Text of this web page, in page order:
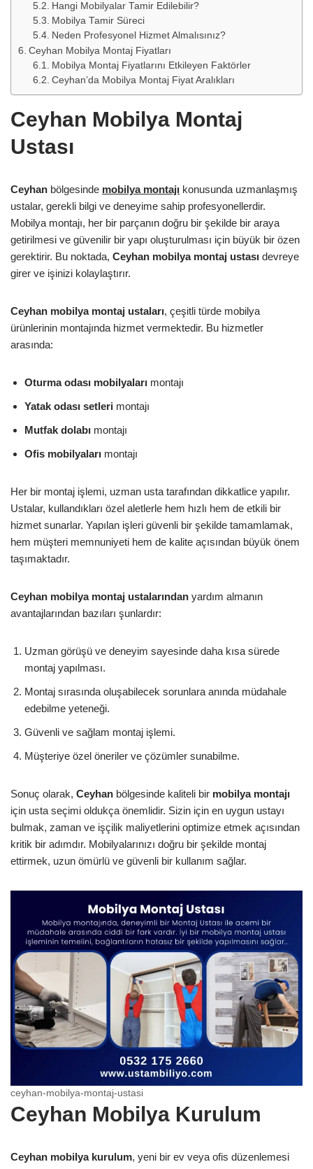
Hangi Mobilyalar Tamir Edilebilir?
Mobilya Tamir Süreci
Neden Profesyonel Hizmet Almalısınız?
Ceyhan Mobilya Montaj Fiyatları
Mobilya Montaj Fiyatlarını Etkileyen Faktörler
Ceyhan’da Mobilya Montaj Fiyat Aralıkları
Ceyhan Mobilya Montaj
Ustası
Ceyhan bölgesinde mobilya montajı konusunda uzmanlaşmış
ustalar, gerekli bilgi ve deneyime sahip profesyonellerdir.
Mobilya montajı, her bir parçanın doğru bir şekilde bir araya
getirilmesi ve güvenilir bir yapı oluşturulması için büyük bir özen
gerektirir. Bu noktada, Ceyhan mobilya montaj ustası devreye
girer ve işinizi kolaylaştırır.
Ceyhan mobilya montaj ustaları, çeşitli türde mobilya
ürünlerinin montajında hizmet vermektedir. Bu hizmetler
arasında:
Oturma odası mobilyaları montajı
Yatak odası setleri montajı
Mutfak dolabı montajı
Ofis mobilyaları montajı
Her bir montaj işlemi, uzman usta tarafından dikkatlice yapılır.
Ustalar, kullandıkları özel aletlerle hem hızlı hem de etkili bir
hizmet sunarlar. Yapılan işleri güvenli bir şekilde tamamlamak,
hem müşteri memnuniyeti hem de kalite açısından büyük önem
taşımaktadır.
Ceyhan mobilya montaj ustalarından yardım almanın
avantajlarından bazıları şunlardır:
Uzman görüşü ve deneyim sayesinde daha kısa sürede
montaj yapılması.
Montaj sırasında oluşabilecek sorunlara anında müdahale
edebilme yeteneği.
Güvenli ve sağlam montaj işlemi.
Müşteriye özel öneriler ve çözümler sunabilme.
Sonuç olarak, Ceyhan bölgesinde kaliteli bir mobilya montajı
için usta seçimi oldukça önemlidir. Sizin için en uygun ustayı
bulmak, zaman ve işçilik maliyetlerini optimize etmek açısından
kritik bir adımdır. Mobilyalarınızı doğru bir şekilde montaj
ettirmek, uzun ömürlü ve güvenli bir kullanım sağlar.
ceyhan-mobilya-montaj-ustasi
Ceyhan Mobilya Kurulum
Ceyhan mobilya kurulum, yeni bir ev veya ofis düzenlemesi